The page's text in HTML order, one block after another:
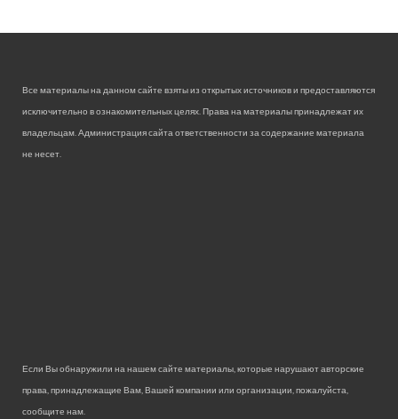
Все материалы на данном сайте взяты из открытых источников и предоставляются
исключительно в ознакомительных целях. Права на материалы принадлежат их
владельцам. Администрация сайта ответственности за содержание материала
не несет.
Если Вы обнаружили на нашем сайте материалы, которые нарушают авторские
права, принадлежащие Вам, Вашей компании или организации, пожалуйста,
сообщите нам.